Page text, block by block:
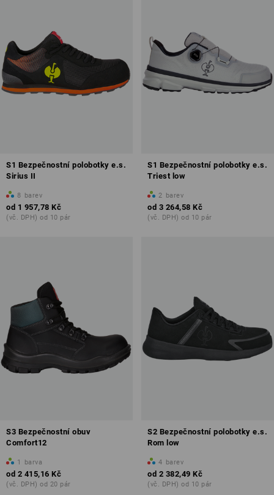
S1 Bezpečnostní polobotky e.s.
Sirius II
8 barev
od 1 957,78 Kč
(vč. DPH) od 10 pár
S1 Bezpečnostní polobotky e.s.
Triest low
2 barev
od 3 264,58 Kč
(vč. DPH) od 10 pár
S3 Bezpečnostní obuv
Comfort12
1 barva
od 2 415,16 Kč
(vč. DPH) od 20 pár
S2 Bezpečnostní polobotky e.s.
Rom low
4 barev
od 2 382,49 Kč
(vč. DPH) od 10 pár